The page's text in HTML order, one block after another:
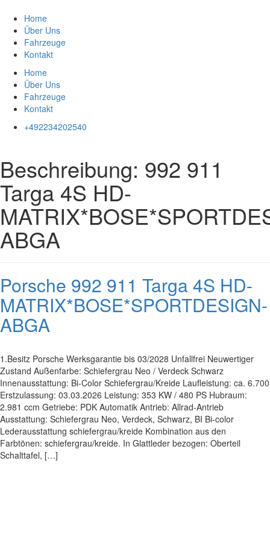
Inhalt
springen
Home
Über Uns
Fahrzeuge
Kontakt
Home
Über Uns
Fahrzeuge
Kontakt
+492234202540
Beschreibung: 992 911
Targa 4S HD-
ABGA
Porsche 992 911 Targa 4S HD-
MATRIX*BOSE*SPORTDESIGN-
ABGA
1.Besitz Porsche Werksgarantie bis 03/2028 Unfallfrei Neuwertiger
Zustand Außenfarbe: Schiefergrau Neo / Verdeck Schwarz
Innenausstattung: Bi-Color Schiefergrau/Kreide Laufleistung: ca. 6.700
Erstzulassung: 03.03.2026 Leistung: 353 KW / 480 PS Hubraum:
2.981 ccm Getriebe: PDK Automatik Antrieb: Allrad-Antrieb
Ausstattung: Schiefergrau Neo, Verdeck, Schwarz, BI Bi-color
Lederausstattung schiefergrau/kreide Kombination aus den
Farbtönen: schiefergrau/kreide. In Glattleder bezogen: Oberteil
Schalttafel, […]